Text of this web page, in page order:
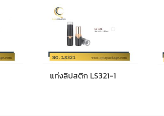
แท่งลิปสติก LS321-1